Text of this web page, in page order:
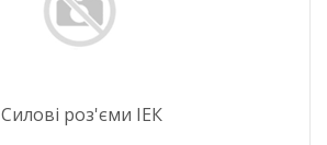
Силові роз'єми ІЕК